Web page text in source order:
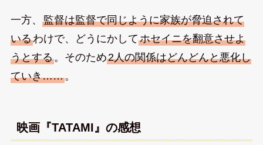
一方、 監督は監督で同じように家族が脅迫されて
いるわけで、どうにかしてホセイニを翻意させよ
うとする。そのため2人の関係はどんどんと悪化し
ていき……。
映画『TATAMI』の感想